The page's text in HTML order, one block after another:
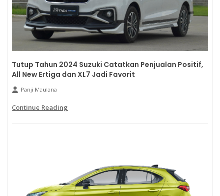
Tutup Tahun 2024 Suzuki Catatkan Penjualan Positif,
All New Ertiga dan XL7 Jadi Favorit
Panji Maulana
Continue Reading